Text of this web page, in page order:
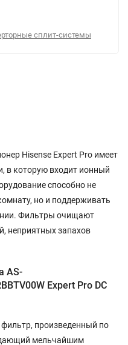
сплит-системы
Hisense Expert Pro имеет
в которую входит ионный
способно не
но и поддерживать
Фильтры очищают
неприятных запахов
AS-
Expert Pro DC
фильтр, произведенный по
мельчайшим